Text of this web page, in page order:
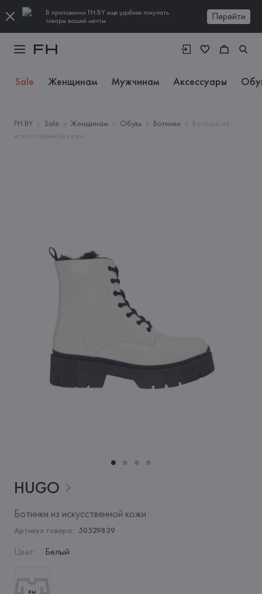
В приложении FH.BY еще удобнее покупать
товары вашей мечты
Перейти
Sale Женщинам Мужчинам Аксессуары
FH.BY Sale Женщинам Обувь Ботинки
Ботинки из
искусственной кожи
HUGO
Ботинки из искусственной кожи
Артикул товара: 50529839
Цвет: Белый